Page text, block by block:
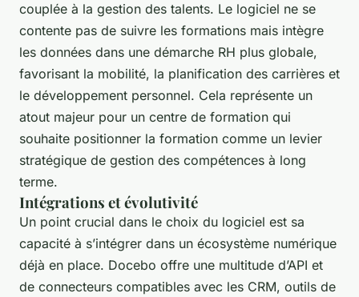
couplée à la gestion des talents. Le logiciel ne se
contente pas de suivre les formations mais intègre
les données dans une démarche RH plus globale,
favorisant la mobilité, la planification des carrières et
le développement personnel. Cela représente un
atout majeur pour un centre de formation qui
souhaite positionner la formation comme un levier
stratégique de gestion des compétences à long
terme.
Intégrations et évolutivité
Un point crucial dans le choix du logiciel est sa
capacité à s’intégrer dans un écosystème numérique
déjà en place. Docebo offre une multitude d’API et
de connecteurs compatibles avec les CRM, outils de